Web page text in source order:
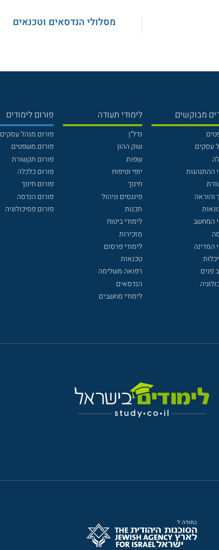
מסלולי הנדסאים וטכנאים
מבוקשים
עסקים
ההתנהגות
והוראה
המחשב
המדינה
פנים
לימודי תעודה
נדל"ן
שוק ההון
שפות
יופי וטיפוח
חינוך
פיננסים וניהול
תכנות
לימודי ביטוח
מזכירות
לימודי פרסום
טכנאות
רפואה משלימה
הנדסאים
לימודי מחשבים
פורום לימודים
פורום מנהל עסקים
פורום משפטים
פורום תקשורת
פורום כלכלה
פורום חינוך
פורום הנדסה
פורום פסיכולוגיה